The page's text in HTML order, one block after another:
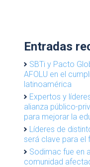
Entradas
SBTi y Pacto
AFOLU en el
latinoamérica
Expertos y
alianza público-
para mejorar la
Líderes de
será clave para el
Sodimac fue en
comunidad